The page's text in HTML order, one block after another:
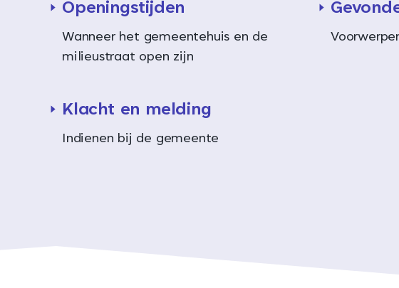
Openingstijden
Wanneer het gemeentehuis en de
milieustraat open zijn
Klacht en melding
Indienen bij de gemeente